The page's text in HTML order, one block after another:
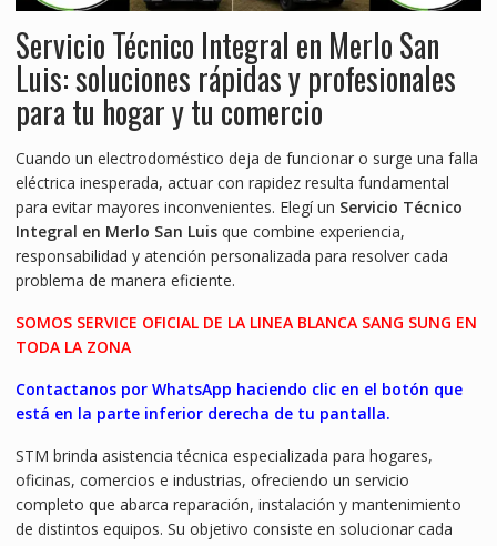
Servicio Técnico Integral en Merlo San
Luis: soluciones rápidas y profesionales
para tu hogar y tu comercio
Cuando un electrodoméstico deja de funcionar o surge una falla
eléctrica inesperada, actuar con rapidez resulta fundamental
para evitar mayores inconvenientes. Elegí un Servicio Técnico
Integral en Merlo San Luisque combine experiencia,
responsabilidad y atención personalizada para resolver cada
problema de manera eficiente.
SOMOS SERVICE OFICIAL DE LA LINEA BLANCA SANG SUNG EN
TODA LA ZONA
Contactanos por WhatsApp haciendo clic en el botón que
está en la parte inferior derecha de tu pantalla.
STM brinda asistencia técnica especializada para hogares,
oficinas, comercios e industrias, ofreciendo un servicio
completo que abarca reparación, instalación y mantenimiento
de distintos equipos. Su objetivo consiste en solucionar cada